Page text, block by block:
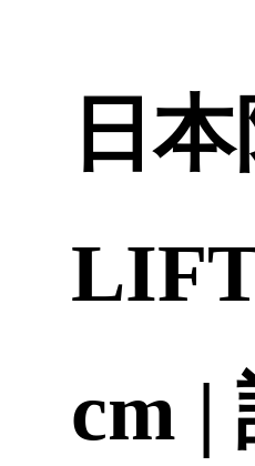
日
cm |